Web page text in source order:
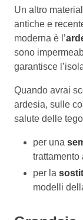
Un altro
antiche e
moderna è l’
sono
garantisce
Quando avrai
ardesia, sulle
salute delle
per una
trattamento
per la
modelli